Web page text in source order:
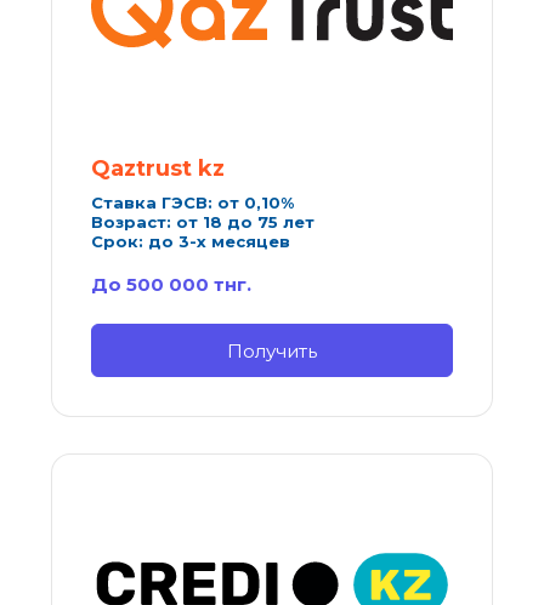
Qaztrust kz
Ставка ГЭСВ: от 0,10%
Возраст: от 18 до 75 лет
Срок: до 3-х месяцев
До 500 000 тнг.
Получить